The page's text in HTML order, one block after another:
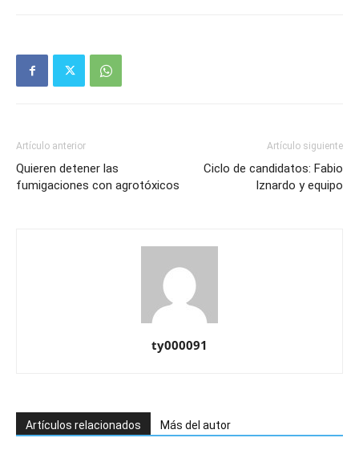
Artículo anterior
Quieren detener las
fumigaciones con agrotóxicos
Artículo siguiente
Ciclo de candidatos: Fabio
Iznardo y equipo
ty000091
Artículos relacionados Más del autor